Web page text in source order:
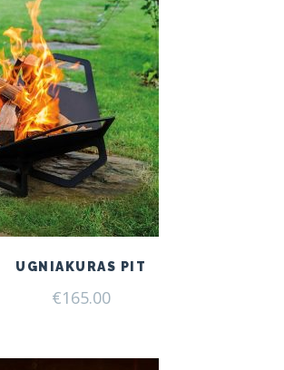
UGNIAKURAS PIT
€165.00